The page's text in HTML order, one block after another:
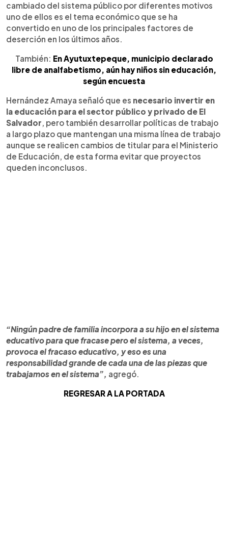
cambiado del sistema público por diferentes motivos
uno de ellos es el tema económico que se ha
convertido en uno de los principales factores de
deserción en los últimos años.
También: En Ayutuxtepeque, municipio declarado
libre de analfabetismo, aún hay niños sin educación,
según encuesta
Hernández Amaya señaló que es necesario invertir en
la educación para el sector público y privado de El
Salvador, pero también desarrollar políticas de trabajo
a largo plazo que mantengan una misma línea de trabajo
aunque se realicen cambios de titular para el Ministerio
de Educación, de esta forma evitar que proyectos
queden inconclusos.
“Ningún padre de familia incorpora a su hijo en el sistema
educativo para que fracase pero el sistema, a veces,
provoca el fracaso educativo, y eso es una
responsabilidad grande de cada una de las piezas que
trabajamos en el sistema”, agregó.
REGRESAR A LA PORTADA